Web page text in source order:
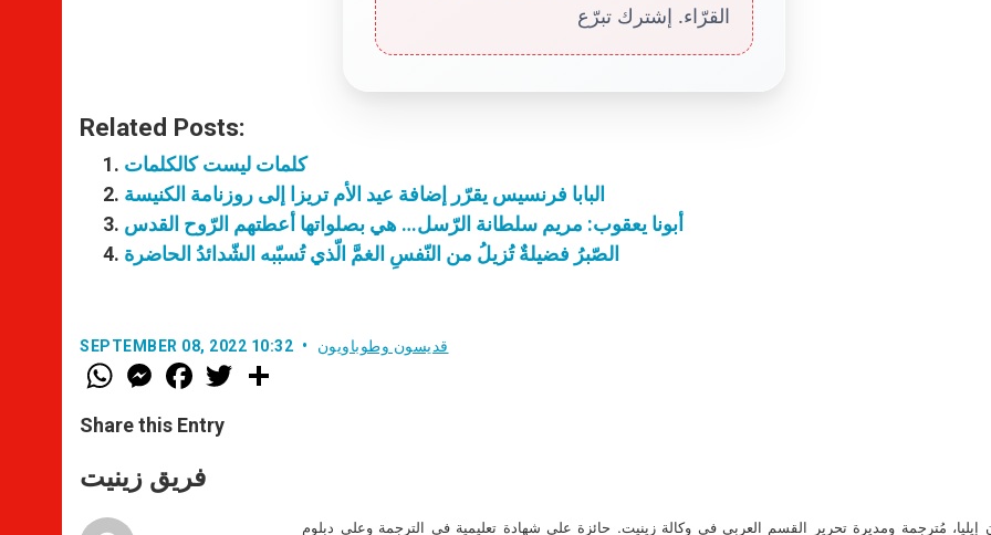
القرّاء. إشترك تبرّع
Related Posts:
كلمات ليست كالكلمات
البابا فرنسيس يقرّر إضافة عيد الأم تريزا إلى روزنامة الكنيسة
أبونا يعقوب: مريم سلطانة الرّسل… هي بصلواتها أعطتهم الرّوح القدس
الصّبرُ فضيلةٌ تُزيلُ من النّفسِ الغمَّ الّذي تُسبّبه الشّدائدُ الحاضرة
SEPTEMBER 08, 2022 10:32 قديسون وطوباويون
W
h
t
s
p
p
M
e
s
e
g
e
F
a
e
b
o
k
w
Share this Entry
فريق زينيت
إيليا، مُترجمة ومديرة تحرير القسم العربي في وكالة زينيت. حائزة على شهادة تعليمية في الترجمة وعلى دبلوم